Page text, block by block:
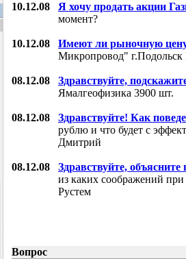
10.12.08 Я хочу продать акции
момент?
10.12.08
Имеют ли рыночную
Микропровод"
08.12.08
Здравствуйте,
Ямалгеофизика 3900 шт.
08.12.08
Здравствуйте! Как
рублю и что будет с
Дмитрий
08.12.08
Здравствуйте, объясните
из каких соображений
Рустем
Вопрос